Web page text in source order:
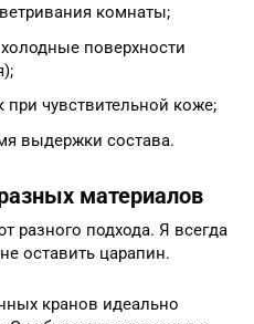
комнаты;
поверхности
при чувствительной коже;
выдержки состава.
материалов
разного подхода. Я всегда
оставить царапин.
кранов идеально